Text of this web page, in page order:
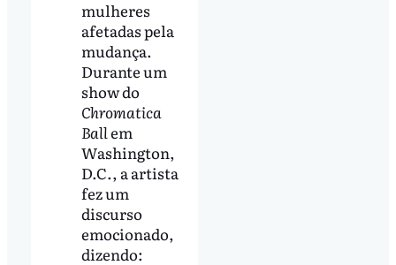
mulheres
afetadas pela
mudança.
Durante um
show do
Chromatica
Ballem
Washington,
D.C., a artista
fez um
discurso
emocionado,
dizendo: